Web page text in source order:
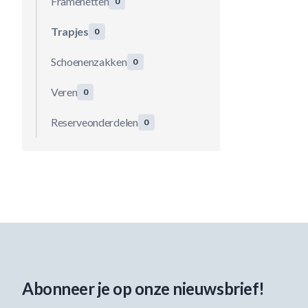
Trapjes 0
Schoenenzakken 0
Veren 0
Reserveonderdelen 0
Abonneer je op onze nieuwsbrief!